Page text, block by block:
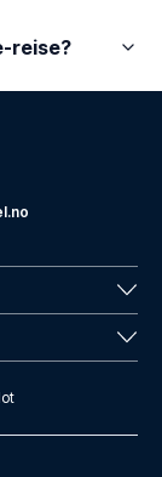
reise?